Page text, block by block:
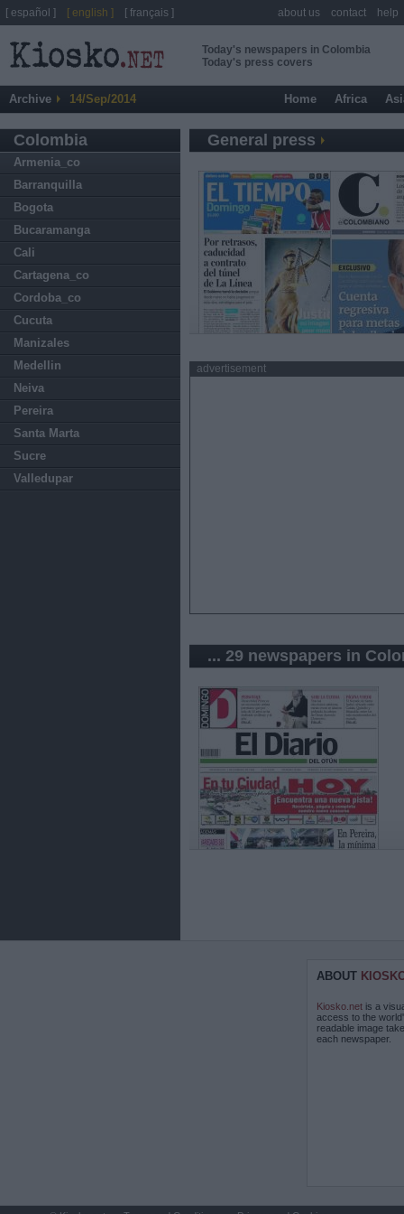
Today's newspapers in Colombia
Today's press covers
Archive 14/Sep/2014 Home Africa
Colombia
Armenia_co
Barranquilla
Bogota
Bucaramanga
Cali
Cartagena_co
Cordoba_co
Cucuta
Manizales
Medellin
Neiva
Pereira
Santa Marta
Sucre
Valledupar
General press
advertisement
... 29 newspapers in
ABOUT
Kiosko.net is a
access to the
readable image
each newspaper.
[ español ] [ english ] [ français ] about us contact help